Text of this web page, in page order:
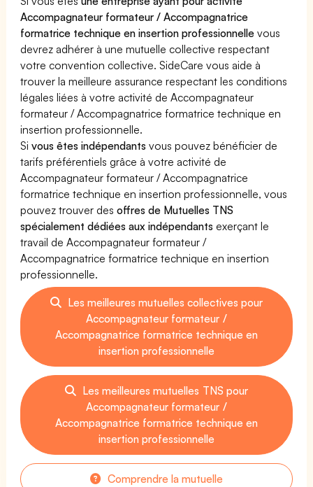
Accompagnateur formateur / Accompagnatrice
formatrice technique en insertion professionnelle vous
devrez adhérer à une mutuelle collective respectant
votre convention collective. SideCare vous aide à
trouver la meilleure assurance respectant les conditions
légales liées à votre activité de Accompagnateur
formateur / Accompagnatrice formatrice technique en
insertion professionnelle.
Sivous êtes indépendants vous pouvez bénéficier de
tarifs préférentiels grâce à votre activité de
Accompagnateur formateur / Accompagnatrice
formatrice technique en insertion professionnelle, vous
pouvez trouver desoffres de Mutuelles TNS
spécialement dédiées aux indépendants exerçant le
travail de Accompagnateur formateur /
Accompagnatrice formatrice technique en insertion
professionnelle.
Les meilleures mutuelles collectives pour
Accompagnateur formateur /
Accompagnatrice formatrice technique en
insertion professionnelle
Les meilleures mutuelles TNS pour
Accompagnateur formateur /
Accompagnatrice formatrice technique en
insertion professionnelle
Comprendre la mutuelle